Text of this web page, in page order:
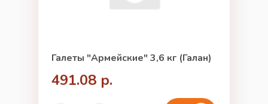
Галеты "Армейские" 3,6 кг (Галан)
491.08 р.